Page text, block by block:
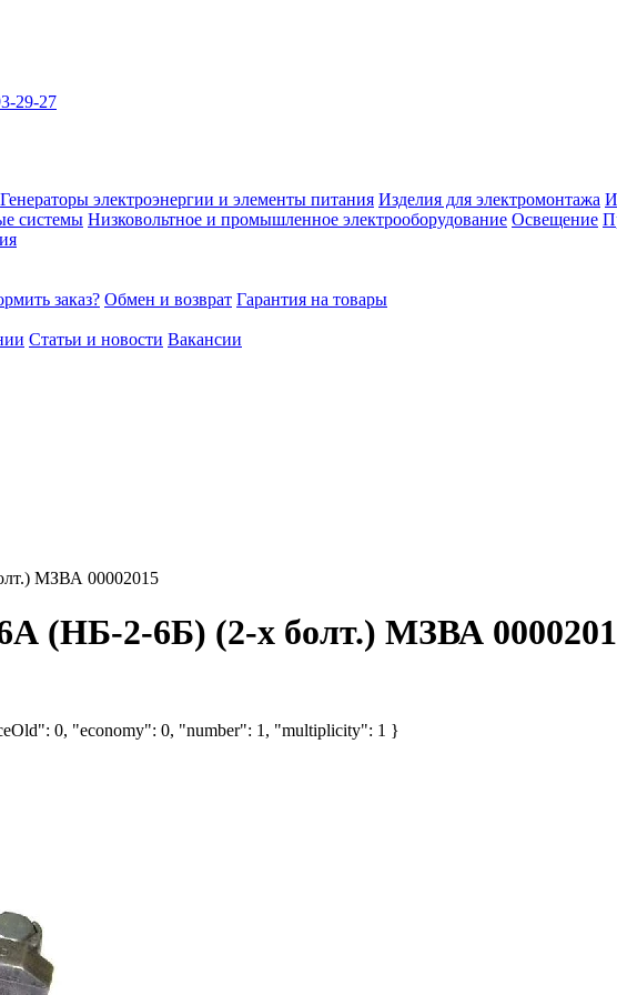
29-27
Генераторы электроэнергии и элементы питания Изделия для электромонтажа
системы Низковольтное и промышленное электрооборудование Освещение
заказ? Обмен и возврат Гарантия на товары
Статьи и новости Вакансии
МЗВА 00002015
(НБ-2-6Б) (2-х болт.) МЗВА
0, "economy": 0, "number": 1, "multiplicity": 1 }